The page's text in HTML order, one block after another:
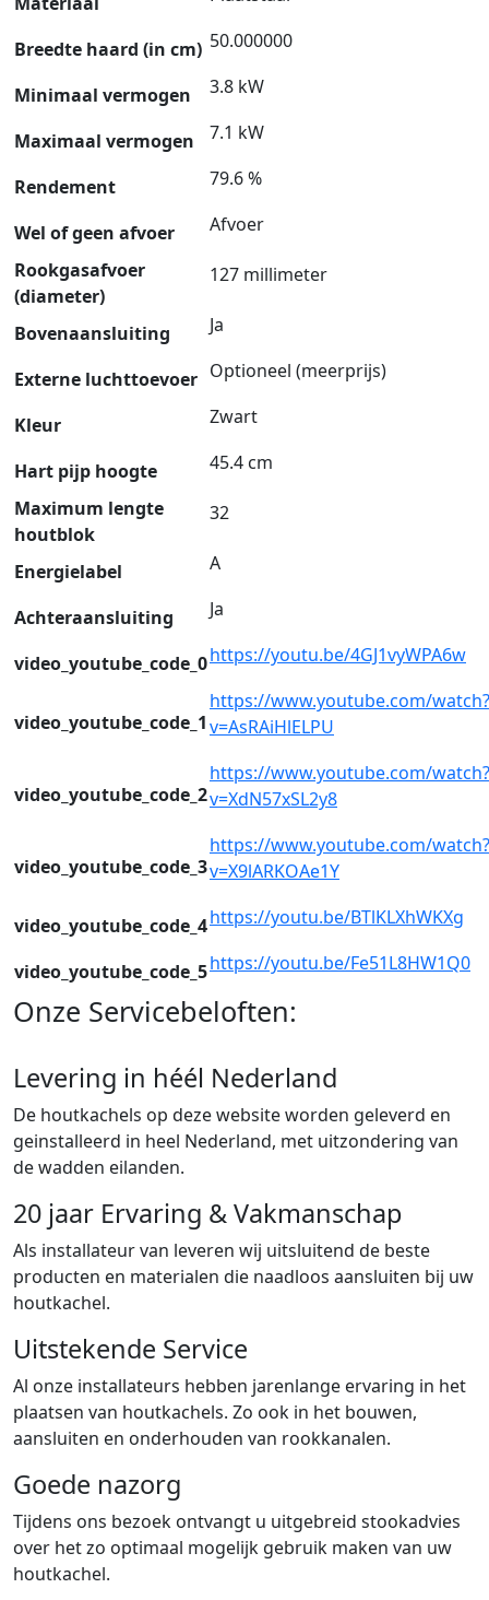
Breedte haard (in cm) 50.000000
Minimaal vermogen 3.8 kW
Maximaal vermogen 7.1 kW
Rendement 79.6 %
Wel of geen afvoer
Afvoer
Rookgasafvoer
(diameter)
127 millimeter
Bovenaansluiting Ja
Externe luchttoevoer Optioneel (meerprijs)
Kleur Zwart
Hart pijp hoogte
45.4 cm
Maximum lengte
houtblok
32
Energielabel A
Achteraansluiting Ja
video_youtube_code_0https://youtu.be/4GJ1vyWPA6w
video_youtube_code_1
https://www.youtube.com/watch?
v=AsRAiHlELPU
video_youtube_code_2
https://www.youtube.com/watch?
v=XdN57xSL2y8
video_youtube_code_3
https://www.youtube.com/watch?
v=X9lARKOAe1Y
video_youtube_code_4https://youtu.be/BTlKLXhWKXg
video_youtube_code_5https://youtu.be/Fe51L8HW1Q0
Onze Servicebeloften:
Levering in héél Nederland
De houtkachels op deze website worden geleverd en
geinstalleerd in heel Nederland, met uitzondering van
de wadden eilanden.
20 jaar Ervaring & Vakmanschap
Als installateur van leveren wij uitsluitend de beste
producten en materialen die naadloos aansluiten bij uw
houtkachel.
Uitstekende Service
Al onze installateurs hebben jarenlange ervaring in het
plaatsen van houtkachels. Zo ook in het bouwen,
aansluiten en onderhouden van rookkanalen.
Goede nazorg
Tijdens ons bezoek ontvangt u uitgebreid stookadvies
over het zo optimaal mogelijk gebruik maken van uw
houtkachel.